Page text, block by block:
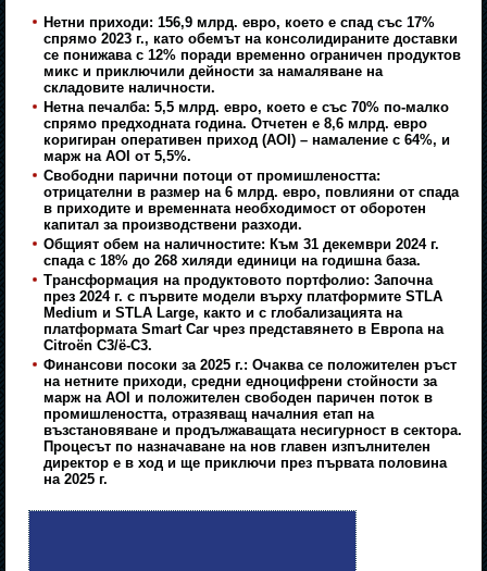
Нетни приходи: 156,9 млрд. евро, което е спад със 17%
спрямо 2023 г., като обемът на консолидираните доставки
се понижава с 12% поради временно ограничен продуктов
микс и приключили дейности за намаляване на
складовите наличности.
Нетна печалба: 5,5 млрд. евро, което е със70% по-малко
спрямо предходната година. Отчетен е 8,6 млрд. евро
коригиран оперативен приход (AOI) – намаление с 64%, и
марж на AOI от 5,5%.
Свободни парични потоци от промишлеността:
отрицателни в размер на 6 млрд. евро, повлияни от спада
в приходите и временната необходимост от оборотен
капитал за производствени разходи.
Общият обем на наличностите: Към 31 декември 2024 г.
спада с 18% до 268 хиляди единици на годишна база.
Трансформация на продуктовото портфолио: Започна
през 2024 г. с първите модели върху платформите STLA
Medium и STLA Large, както и с глобализацията на
платформата Smart Car чрез представянето в Европа на
Citroën C3/ë-C3.
Финансови посоки за 2025 г.: Очаква се положителен ръст
на нетните приходи, средни едноцифрени стойности за
марж на AOI и положителен свободен паричен поток в
промишлеността, отразяващ началния етап на
възстановяване и продължаващата несигурност в сектора.
Процесът по назначаване на нов главен изпълнителен
директор е в ход и ще приключи през първата половина
на 2025 г.